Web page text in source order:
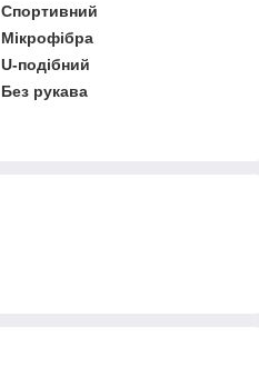
Спортивний
Мікрофібра
U-подібний
Без рукава